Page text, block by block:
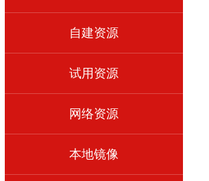
自建资源
试用资源
网络资源
本地镜像